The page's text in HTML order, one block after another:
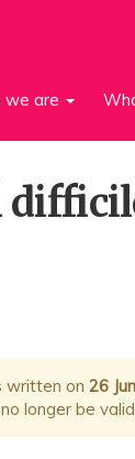
we are
written on 26
longer be